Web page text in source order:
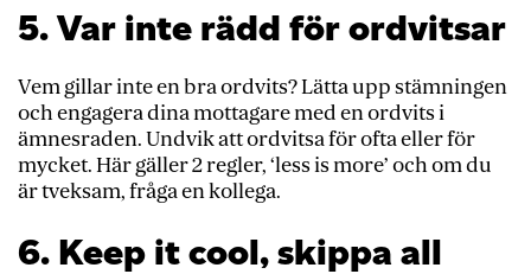
5. Var inte rädd för ordvitsar
Vem gillar inte en bra ordvits? Lätta upp stämningen
och engagera dina mottagare med en ordvits i
ämnesraden. Undvik att ordvitsa för ofta eller för
mycket. Här gäller 2 regler, ‘less is more’ och om du
är tveksam, fråga en kollega.
6. Keep it cool, skippa all